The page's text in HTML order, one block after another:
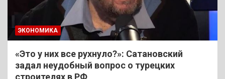
ЭКОНОМИКА
«Это у них все рухнуло?»: Сатановский
задал неудобный вопрос о турецких
строителях в РФ